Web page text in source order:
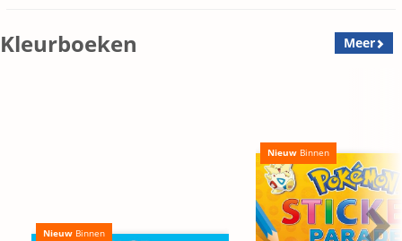
Kleurboeken Meer
Nieuw Binnen
Nieuw Binnen